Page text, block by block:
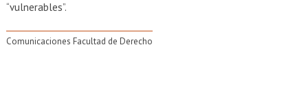
“vulnerables”.
Comunicaciones Facultad de Derecho